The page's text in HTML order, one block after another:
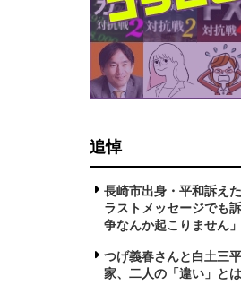
追悼
長崎市出身・平和訴え
ラストメッセージでも
争なんか起こりません」
つげ義春さんと白土三
家、二人の「違い」と